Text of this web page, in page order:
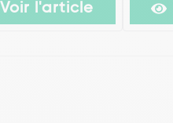
Voir l'article